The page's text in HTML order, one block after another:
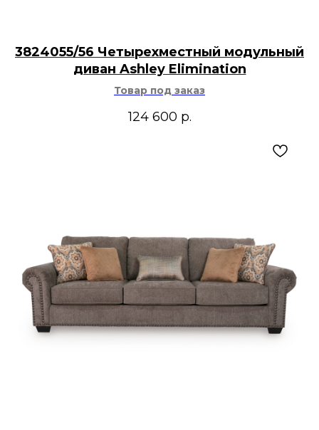
3824055/56 Четырехместный модульный
диван Ashley Elimination
Товар под заказ
124 600 р.